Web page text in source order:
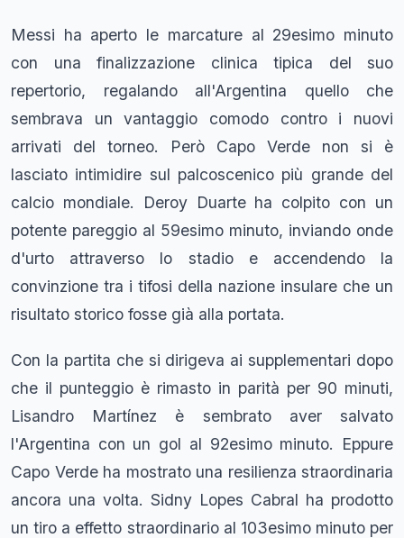
Messi ha aperto le marcature al 29esimo minuto
con una finalizzazione clinica tipica del suo
repertorio, regalando all'Argentina quello che
sembrava un vantaggio comodo contro i nuovi
arrivati del torneo. Però Capo Verde non si è
lasciato intimidire sul palcoscenico più grande del
calcio mondiale. Deroy Duarte ha colpito con un
potente pareggio al 59esimo minuto, inviando onde
d'urto attraverso lo stadio e accendendo la
convinzione tra i tifosi della nazione insulare che un
risultato storico fosse già alla portata.
Con la partita che si dirigeva ai supplementari dopo
che il punteggio è rimasto in parità per 90 minuti,
Lisandro Martínez è sembrato aver salvato
l'Argentina con un gol al 92esimo minuto. Eppure
Capo Verde ha mostrato una resilienza straordinaria
ancora una volta. Sidny Lopes Cabral ha prodotto
un tiro a effetto straordinario al 103esimo minuto per